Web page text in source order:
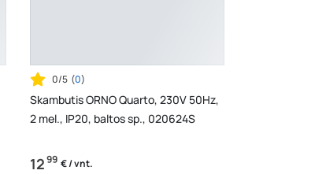
0/5 (0)
Skambutis ORNO Quarto, 230V 50Hz,
2 mel., IP20, baltos sp., 020624S
1299 € / vnt.